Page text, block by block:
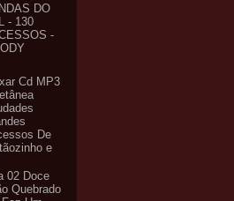
DO
- 130
-
Cd MP3
De
e
02 Doce
Quebrado